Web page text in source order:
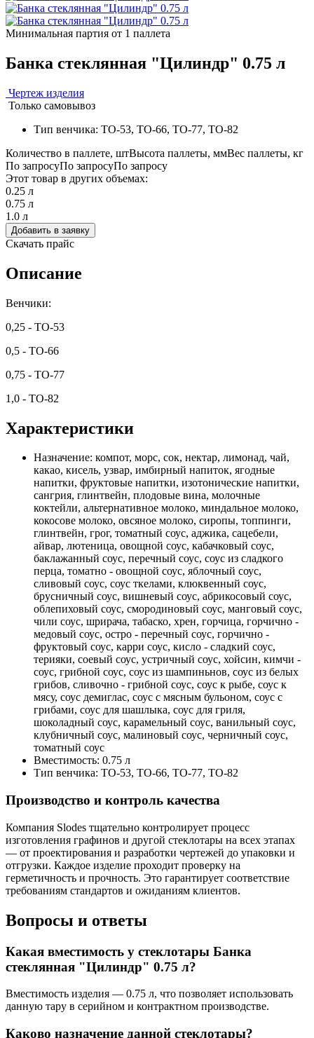
Минимальная партия от 1 паллета
Банка стеклянная "Цилиндр" 0.75 л
Чертеж изделия
Только самовывоз
Тип венчика: ТО-53, ТО-66, ТО-77, ТО-82
Количество в паллете, штВысота паллеты, ммВес паллеты, кг
По запросуПо запросуПо запросу
Этот товар в других объемах:
0.25 л
0.75 л
1.0 л
Добавить в заявку
Скачать прайс
Описание
Венчики:
0,25 - ТО-53
0,5 - ТО-66
0,75 - ТО-77
1,0 - ТО-82
Характеристики
Назначение: компот, морс, сок, нектар, лимонад, чай,
какао, кисель, узвар, имбирный напиток, ягодные
напитки, фруктовые напитки, изотонические напитки,
сангрия, глинтвейн, плодовые вина, молочные
коктейли, альтернативное молоко, миндальное молоко,
кокосове молоко, овсяное молоко, сиропы, топпинги,
глинтвейн, грог, томатный соус, аджика, сацебели,
айвар, лютеница, овощной соус, кабачковый соус,
баклажанный соус, перечный соус, соус из сладкого
перца, томатно - овощной соус, яблочный соус,
сливовый соус, соус ткелами, клюквенный соус,
брусничный соус, вишневый соус, абрикосовый соус,
облепиховый соус, смородиновый соус, манговый соус,
чили соус, шрирача, табаско, хрен, горчица, горчично -
медовый соус, остро - перечный соус, горчично -
фруктовый соус, карри соус, кисло - сладкий соус,
терияки, соевый соус, устричный соус, хойсин, кимчи -
соус, грибной соус, соус из шампиньнов, соус из белых
грибов, сливочно - грибной соус, соус к рыбе, соус к
мясу, соус демиглас, соус с мясным бульоном, соус с
грибами, соус для шашлыка, соус для гриля,
шоколадный соус, карамельный соус, ванильный соус,
клубничный соус, малиновый соус, черничный соус,
томатный соус
Вместимость: 0.75 л
Тип венчика: ТО-53, ТО-66, ТО-77, ТО-82
Производство и контроль качества
Компания Slodes тщательно контролирует процесс
изготовления графинов и другой стеклотары на всех этапах
— от проектирования и разработки чертежей до упаковки и
отгрузки. Каждое изделие проходит проверку на
герметичность и прочность. Это гарантирует соответствие
требованиям стандартов и ожиданиям клиентов.
Вопросы и ответы
Какая вместимость у стеклотары Банка
стеклянная "Цилиндр" 0.75 л?
Вместимость изделия — 0.75 л, что позволяет использовать
данную тару в серийном и контрактном производстве.
Каково назначение данной стеклотары?